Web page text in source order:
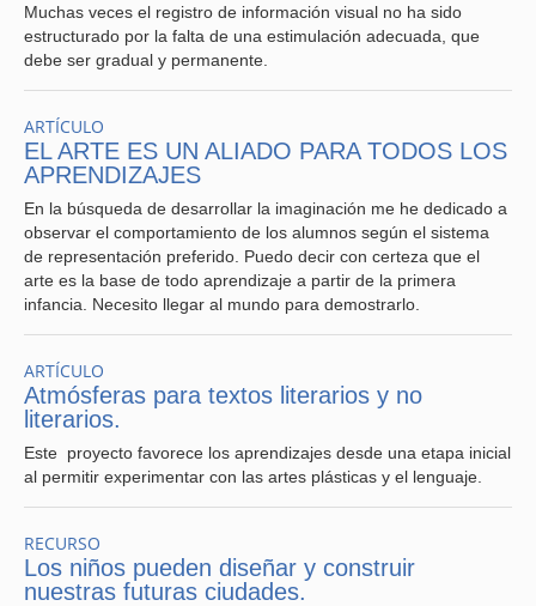
Muchas veces el registro de información visual no ha sido
estructurado por la falta de una estimulación adecuada, que
debe ser gradual y permanente.
ARTÍCULO
EL ARTE ES UN ALIADO PARA TODOS LOS
APRENDIZAJES
En la búsqueda de desarrollar la imaginación me he dedicado a
observar el comportamiento de los alumnos según el sistema
de representación preferido. Puedo decir con certeza que el
arte es la base de todo aprendizaje a partir de la primera
infancia. Necesito llegar al mundo para demostrarlo.
ARTÍCULO
Atmósferas para textos literarios y no
literarios.
Este proyecto favorece los aprendizajes desde una etapa inicial
al permitir experimentar con las artes plásticas y el lenguaje.
RECURSO
Los niños pueden diseñar y construir
nuestras futuras ciudades.